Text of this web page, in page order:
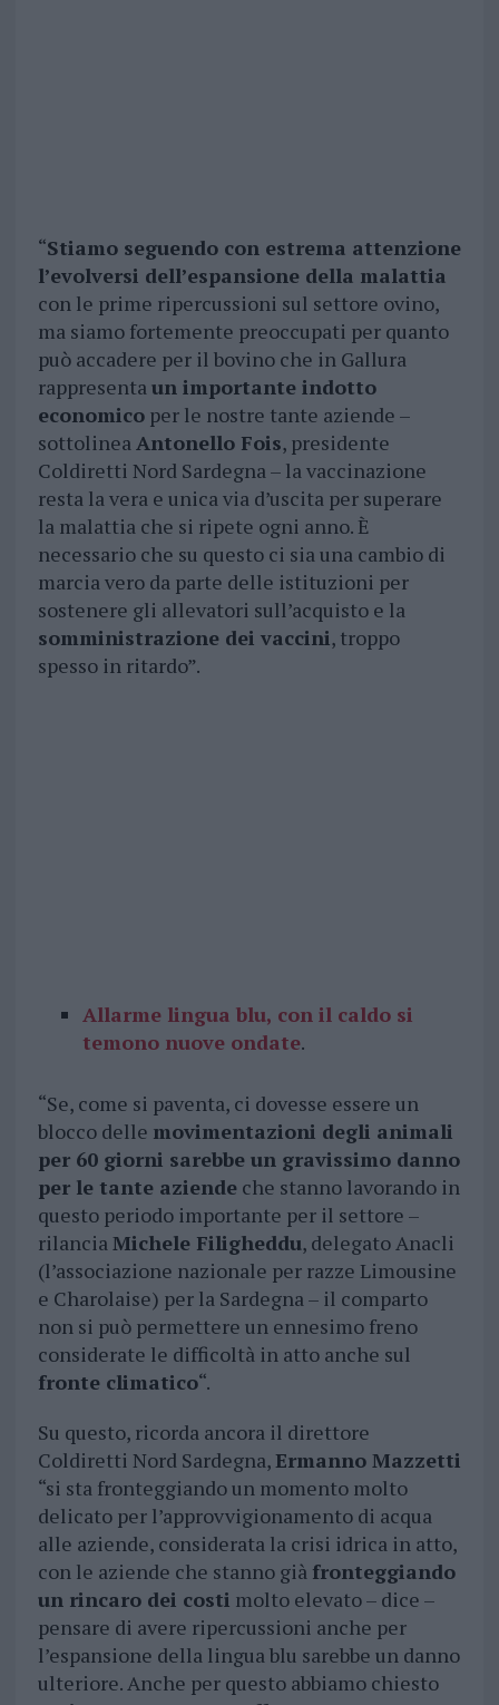
“Stiamo seguendo con estrema attenzione
l’evolversi dell’espansione della malattia
con le prime ripercussioni sul settore ovino,
ma siamo fortemente preoccupati per quanto
può accadere per il bovino che in Gallura
rappresentaun importante indotto
economicoper le nostre tante aziende –
sottolineaAntonello Fois, presidente
Coldiretti Nord Sardegna – la vaccinazione
resta la vera e unica via d’uscita per superare
la malattia che si ripete ogni anno. È
necessario che su questo ci sia una cambio di
marcia vero da parte delle istituzioni per
sostenere gli allevatori sull’acquisto e la
somministrazione dei vaccini, troppo
spesso in ritardo”.
Allarme lingua blu, con il caldo si
temono nuove ondate.
“Se, come si paventa, ci dovesse essere un
blocco delle movimentazioni degli animali
per 60 giorni sarebbe un gravissimo danno
per le tante aziendeche stanno lavorando in
questo periodo importante per il settore –
rilanciaMichele Filigheddu, delegato Anacli
(l’associazione nazionale per razze Limousine
e Charolaise) per la Sardegna – il comparto
non si può permettere un ennesimo freno
considerate le difficoltà in atto anche sul
fronte climatico“.
Su questo, ricorda ancora il direttore
Coldiretti Nord Sardegna,Ermanno Mazzetti
“si sta fronteggiando un momento molto
delicato per l’approvvigionamento di acqua
alle aziende, considerata la crisi idrica in atto,
con le aziende che stanno già fronteggiando
un rincaro dei costi molto elevato – dice –
pensare di avere ripercussioni anche per
l’espansione della lingua blu sarebbe un danno
ulteriore. Anche per questo abbiamo chiesto